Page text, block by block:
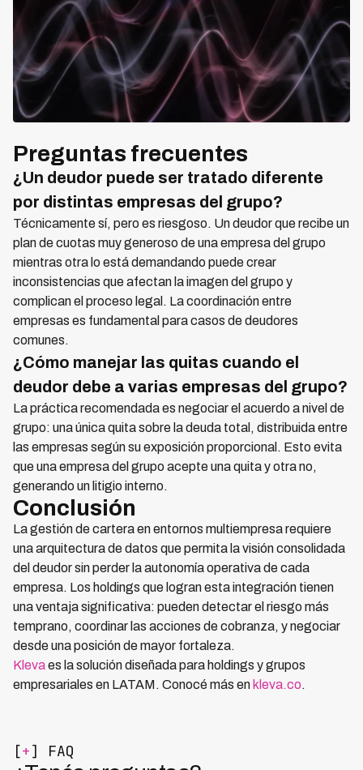
Preguntas frecuentes
¿Un deudor puede ser tratado diferente
por distintas empresas del grupo?
Técnicamente sí, pero es riesgoso. Un deudor que recibe un
plan de cuotas muy generoso de una empresa del grupo
mientras otra lo está demandando puede crear
inconsistencias que afectan la imagen del grupo y
complican el proceso legal. La coordinación entre
empresas es fundamental para casos de deudores
comunes.
¿Cómo manejar las quitas cuando el
deudor debe a varias empresas del grupo?
La práctica recomendada es negociar el acuerdo a nivel de
grupo: una única quita sobre la deuda total, distribuida entre
las empresas según su exposición proporcional. Esto evita
que una empresa del grupo acepte una quita y otra no,
generando un litigio interno.
Conclusión
La gestión de cartera en entornos multiempresa requiere
una arquitectura de datos que permita la visión consolidada
del deudor sin perder la autonomía operativa de cada
empresa. Los holdings que logran esta integración tienen
una ventaja significativa: pueden detectar el riesgo más
temprano, coordinar las acciones de cobranza, y negociar
desde una posición de mayor fortaleza.
Klevaes la solución diseñada para holdings y grupos
empresariales en LATAM. Conocé más en kleva.co.
[+] FAQ